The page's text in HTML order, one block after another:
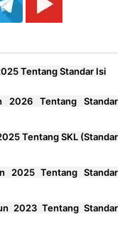
Tentang Standar Isi
2026 Tentang Standar
Tentang SKL (Standar
2025 Tentang Standar
2023 Tentang Standar